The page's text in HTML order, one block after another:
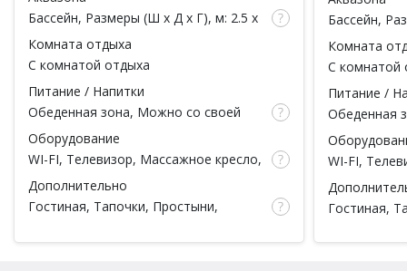
чел.)
Бассейн, Размеры (Ш x Д x Г), м: 2.5 x
Душ
Комната отдыха
С комнатой отдыха
Питание / Напитки
Обеденная зона, Можно со своей
едой
Оборудование
WI-FI, Телевизор, Массажное кресло,
Дополнительно
Гостиная, Тапочки, Простыни,
чел.)
Бассейн,
Душ
Комната
С комнатой
Питание /
Обеденная
едой
WI-FI,
Гостиная,